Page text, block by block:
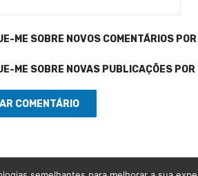
ME SOBRE NOVOS COMENTÁRIOS
ME SOBRE NOVAS PUBLICAÇÕES